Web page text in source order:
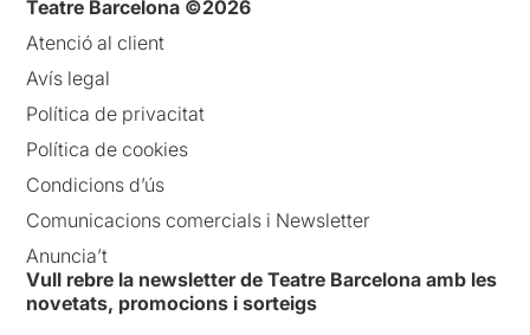
Teatre Barcelona ©2026
Atenció al client
Avís legal
Política de privacitat
Política de cookies
Condicions d’ús
Comunicacions comercials i Newsletter
Anuncia’t
Vull rebre la newsletter de Teatre Barcelona amb les
novetats, promocions i sorteigs